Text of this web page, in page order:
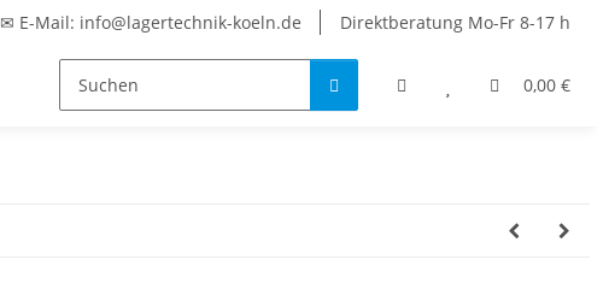
✉ E-Mail: info@lagertechnik-koeln.de Direktberatung Mo-Fr 8-17 h
0,00 €